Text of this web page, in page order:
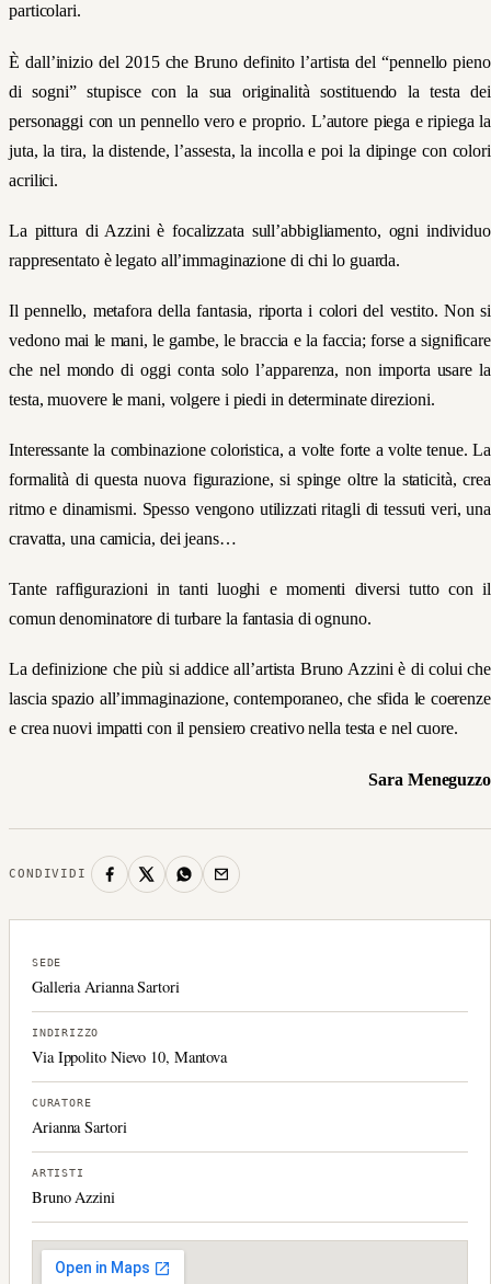
particolari.
È dall’inizio del 2015 che Bruno definito l’artista del “pennello pieno
di sogni” stupisce con la sua originalità sostituendo la testa dei
personaggi con un pennello vero e proprio. L’autore piega e ripiega la
juta, la tira, la distende, l’assesta, la incolla e poi la dipinge con colori
acrilici.
La pittura di Azzini è focalizzata sull’abbigliamento, ogni individuo
rappresentato è legato all’immaginazione di chi lo guarda.
Il pennello, metafora della fantasia, riporta i colori del vestito. Non si
vedono mai le mani, le gambe, le braccia e la faccia; forse a significare
che nel mondo di oggi conta solo l’apparenza, non importa usare la
testa, muovere le mani, volgere i piedi in determinate direzioni.
Interessante la combinazione coloristica, a volte forte a volte tenue. La
formalità di questa nuova figurazione, si spinge oltre la staticità, crea
ritmo e dinamismi. Spesso vengono utilizzati ritagli di tessuti veri, una
cravatta, una camicia, dei jeans…
Tante raffigurazioni in tanti luoghi e momenti diversi tutto con il
comun denominatore di turbare la fantasia di ognuno.
La definizione che più si addice all’artista Bruno Azzini è di colui che
lascia spazio all’immaginazione, contemporaneo, che sfida le coerenze
e crea nuovi impatti con il pensiero creativo nella testa e nel cuore.
Sara Meneguzzo
CONDIVIDI
SEDE
Galleria Arianna Sartori
INDIRIZZO
Via Ippolito Nievo 10, Mantova
CURATORE
Arianna Sartori
ARTISTI
Bruno Azzini